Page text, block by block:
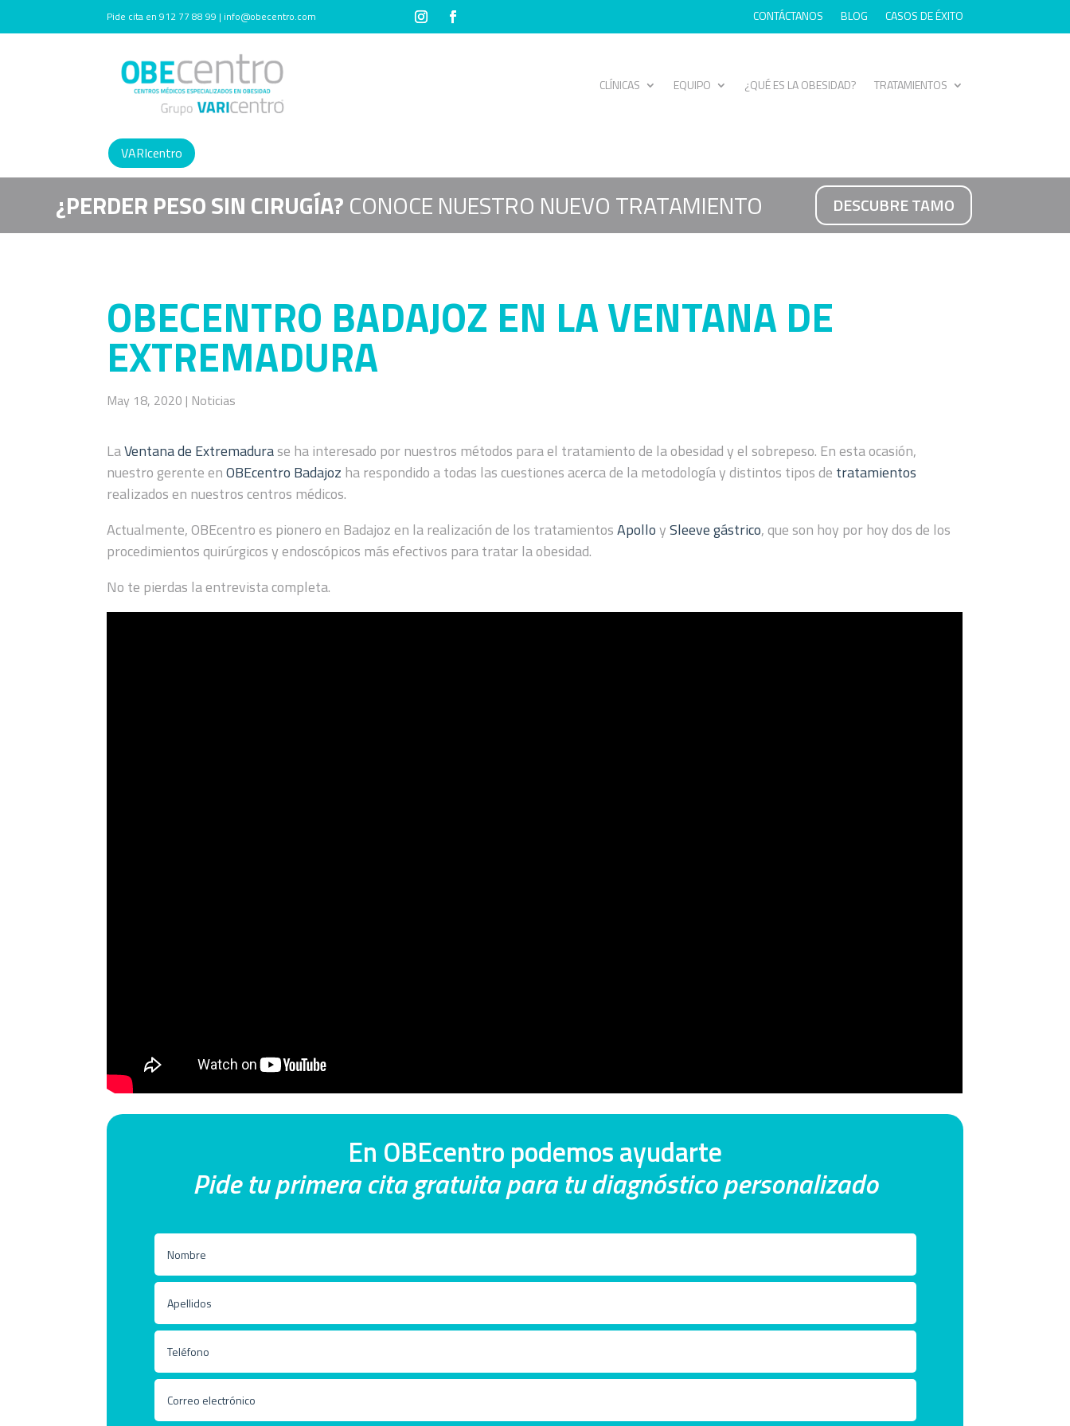
Pide cita en 912 77 88 99 | info@obecentro.com CONTÁCTANOS BLOG CASOS DE ÉXITO
CLÍNICAS EQUIPO ¿QUÉ ES LA OBESIDAD? TRATAMIENTOS
VARIcentro
¿PERDER PESO SIN CIRUGÍA? CONOCE NUESTRO NUEVO TRATAMIENTO DESCUBRE TAMO
OBECENTRO BADAJOZ EN LA VENTANA DE
EXTREMADURA
May 18, 2020 | Noticias
LaVentana de Extremadurase ha interesado por nuestros métodos para el tratamiento de la obesidad y el sobrepeso. En esta ocasión,
nuestro gerente enOBEcentro Badajoz ha respondido a todas las cuestiones acerca de la metodología y distintos tipos de tratamientos
realizados en nuestros centros médicos.
Actualmente, OBEcentro es pionero en Badajoz en la realización de los tratamientosApolloySleeve gástrico, que son hoy por hoy dos de los
procedimientos quirúrgicos y endoscópicos más efectivos para tratar la obesidad.
No te pierdas la entrevista completa.
En OBEcentro podemos ayudarte
Pide tu primera cita gratuita para tu diagnóstico personalizado